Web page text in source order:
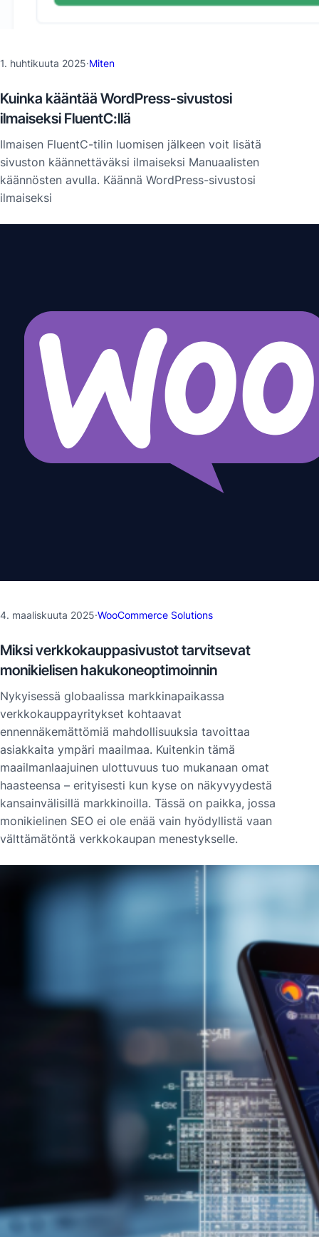
1. huhtikuuta 2025·Miten
Kuinka kääntää WordPress-sivustosi
ilmaiseksi FluentC:llä
Ilmaisen FluentC-tilin luomisen jälkeen voit lisätä
sivuston käännettäväksi ilmaiseksi Manuaalisten
käännösten avulla. Käännä WordPress-sivustosi
ilmaiseksi
4. maaliskuuta 2025·WooCommerce Solutions
Miksi verkkokauppasivustot tarvitsevat
monikielisen hakukoneoptimoinnin
Nykyisessä globaalissa markkinapaikassa
verkkokauppayritykset kohtaavat
ennennäkemättömiä mahdollisuuksia tavoittaa
asiakkaita ympäri maailmaa. Kuitenkin tämä
maailmanlaajuinen ulottuvuus tuo mukanaan omat
haasteensa – erityisesti kun kyse on näkyvyydestä
kansainvälisillä markkinoilla. Tässä on paikka, jossa
monikielinen SEO ei ole enää vain hyödyllistä vaan
välttämätöntä verkkokaupan menestykselle.